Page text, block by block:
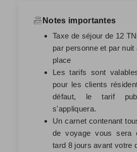
Notes importantes
Taxe de séjour de 12
par personne et par
place
Les tarifs sont
pour les clients
défaut, le tarif
s'appliquera.
Un carnet contenant
de voyage vous sera
tard 8 jours avant votre